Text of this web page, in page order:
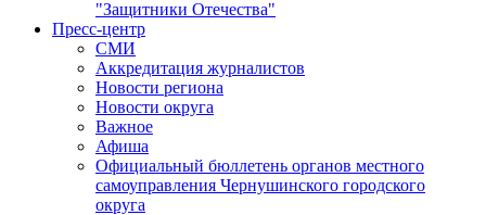
"Защитники Отечества"
Пресс-центр
СМИ
Аккредитация журналистов
Новости региона
Новости округа
Важное
Афиша
Официальный бюллетень органов местного
самоуправления Чернушинского городского
округа